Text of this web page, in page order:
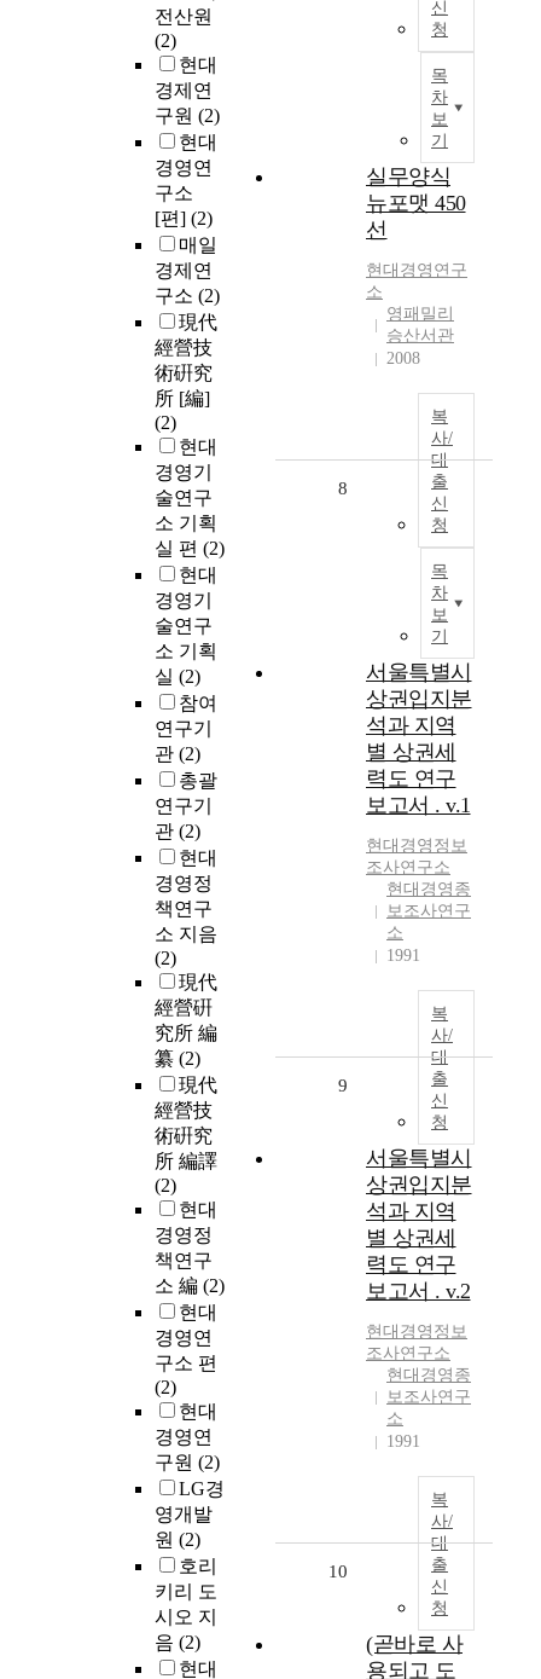
전산원
(2)
현대
경제연
구원 (2)
현대
경영연
구소
[편] (2)
매일
경제연
구소 (2)
現代
經營技
術硏究
所 [編]
(2)
현대
경영기
술연구
소 기획
실 편 (2)
현대
경영기
술연구
소 기획
실 (2)
참여
연구기
관 (2)
총괄
연구기
관 (2)
현대
경영정
책연구
소 지음
(2)
現代
經營硏
究所 編
纂 (2)
現代
經營技
術硏究
所 編譯
(2)
현대
경영정
책연구
소 編 (2)
현대
경영연
구소 편
(2)
현대
경영연
구원 (2)
LG경
영개발
원 (2)
호리
키리 도
시오 지
음 (2)
현대
신
청
목
차
보
기
실무양식
뉴포맷 450
선
현대 경영연구
소
영패밀리
승산서관
2008
복
사/
대
출
신
청
목
차
보
기
8
서울특별시
상권입지분
석과 지역
별 상권세
력도 연구
보고서 . v.1
현대 경영 정보
조사연구소
현대경영종
보조사연구
소
1991
복
사/
대
출
신
청
9
서울특별시
상권입지분
석과 지역
별 상권세
력도 연구
보고서 . v.2
현대 경영 정보
조사연구소
현대경영종
보조사연구
소
1991
복
사/
대
출
신
청
10
(곧바로 사
용되고 도